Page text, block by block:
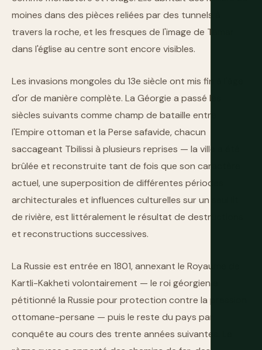
moines dans des pièces reliées par des tunnels à
travers la roche, et les fresques de l'image de Tamar
dans l'église au centre sont encore visibles.
Les invasions mongoles du 13e siècle ont mis fin à l'âge
d'or de manière complète. La Géorgie a passé les
siècles suivants comme champ de bataille entre
l'Empire ottoman et la Perse safavide, chacun
saccageant Tbilissi à plusieurs reprises — la ville a été
brûlée et reconstruite tant de fois que son caractère
actuel, une superposition de différentes périodes
architecturales et influences culturelles sur un seul lit
de rivière, est littéralement le résultat de destructions
et reconstructions successives.
La Russie est entrée en 1801, annexant le Royaume de
Kartli-Kakheti volontairement — le roi géorgien a
pétitionné la Russie pour protection contre la pression
ottomane-persane — puis le reste du pays par
conquête au cours des trente années suivantes. Le